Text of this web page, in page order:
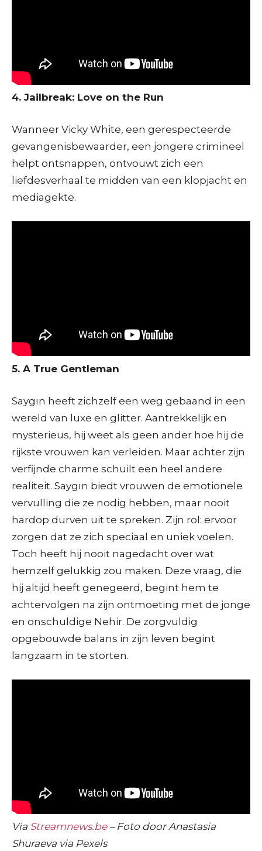
4. Jailbreak: Love on the Run
Wanneer Vicky White, een gerespecteerde
gevangenisbewaarder, een jongere crimineel
helpt ontsnappen, ontvouwt zich een
liefdesverhaal te midden van een klopjacht en
mediagekte.
5. A True Gentleman
Saygın heeft zichzelf een weg gebaand in een
wereld van luxe en glitter. Aantrekkelijk en
mysterieus, hij weet als geen ander hoe hij de
rijkste vrouwen kan verleiden. Maar achter zijn
verfijnde charme schuilt een heel andere
realiteit. Saygın biedt vrouwen de emotionele
vervulling die ze nodig hebben, maar nooit
hardop durven uit te spreken. Zijn rol: ervoor
zorgen dat ze zich speciaal en uniek voelen.
Toch heeft hij nooit nagedacht over wat
hemzelf gelukkig zou maken. Deze vraag, die
hij altijd heeft genegeerd, begint hem te
achtervolgen na zijn ontmoeting met de jonge
en onschuldige Nehir. De zorgvuldig
opgebouwde balans in zijn leven begint
langzaam in te storten.
Via Streamnews.be– Foto door Anastasia
Shuraeva via Pexels